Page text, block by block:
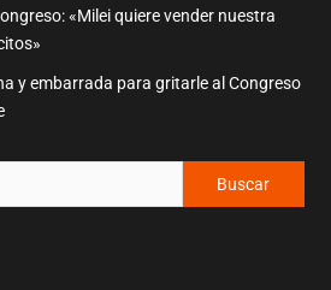
«Milei quiere vender nuestra
y embarrada para gritarle al Congreso